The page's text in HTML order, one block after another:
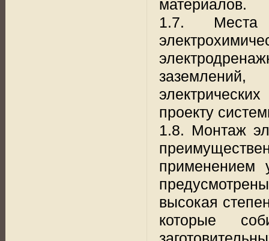
материалов.
1.7. Места
проекту
1.8. Монтаж
применением
высокая
которые